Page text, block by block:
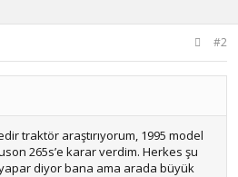
#2
traktör araştırıyorum, 1995 model
265s’e karar verdim. Herkes şu
diyor bana ama arada büyük